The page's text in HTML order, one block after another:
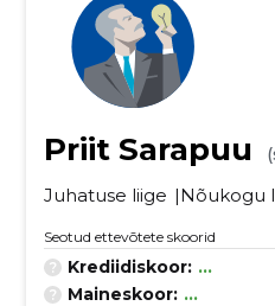
Priit Sarapuu
Juhatuse liige
Nõukogu
Seotud ettevõtete skoorid
Krediidiskoor: ...
Maineskoor: ...